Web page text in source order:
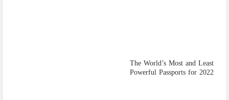
The World’s Most and Least
Powerful Passports for 2022